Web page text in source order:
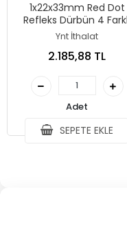
1x22x33mm Red Dot
Refleks Dürbün 4 Farklı
Nişangah Tipi 11mm Ray
Ynt İthalat
2.185,88 TL
Adet
SEPETE EKLE